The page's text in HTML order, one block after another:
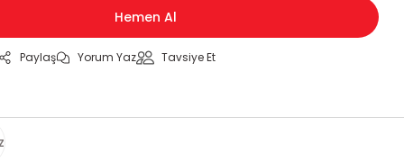
Hemen Al
Paylaş Yorum Yaz Tavsiye Et